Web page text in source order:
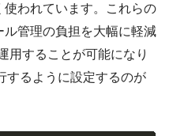
使われています。これらの
管理の負担を大幅に軽減
用することが可能になり
するように設定するのが